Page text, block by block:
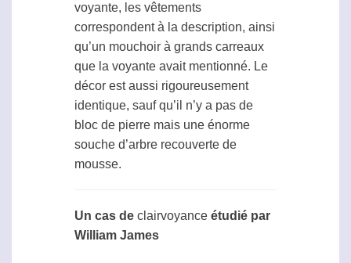
voyante, les vêtements
correspondent à la description, ainsi
qu’un mouchoir à grands carreaux
que la voyante avait mentionné. Le
décor est aussi rigoureusement
identique, sauf qu’il n’y a pas de
bloc de pierre mais une énorme
souche d’arbre recouverte de
mousse.
Un cas de clairvoyance étudié par
William James